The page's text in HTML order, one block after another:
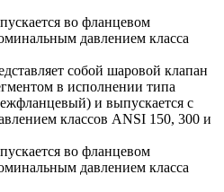
во фланцевом
давлением класса
собой шаровой клапан
в исполнении типа
и выпускается с
классов ANSI 150, 300 и
во фланцевом
давлением класса